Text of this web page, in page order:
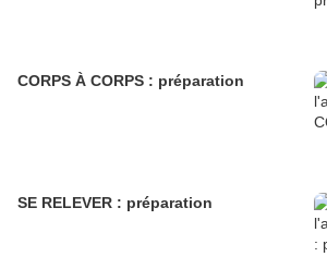
CORPS À CORPS : préparation
SE RELEVER : préparation